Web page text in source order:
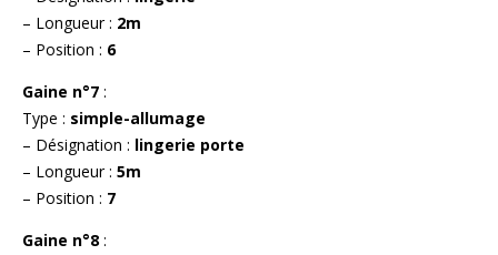
– Longueur : 2m
– Position : 6
Gaine n°7 :
Type : simple-allumage
– Désignation : lingerie porte
– Longueur : 5m
– Position : 7
Gaine n°8 :